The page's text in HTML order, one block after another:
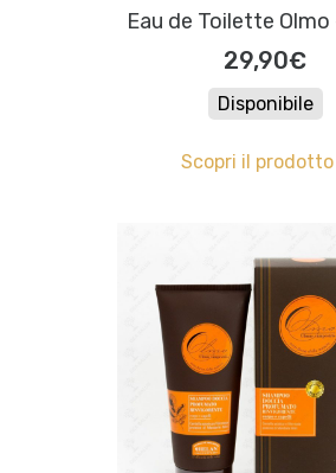
Eau de Toilette Olmo
29,90€
Disponibile
Scopri il prodotto